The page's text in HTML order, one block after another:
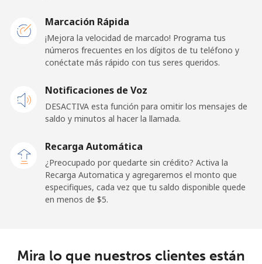
Línea fija ⁦45.5¢⁩ 21 min por ⁦$10⁩
⁦48.9¢⁩ 20 min por ⁦$10⁩
New Zealand
Celular ⁦6.9¢⁩
Nicaragua
Marcación Rápida
¡Mejora la velocidad de marcado! Programa tus
números frecuentes en los dígitos de tu teléfono y
conéctate más rápido con tus seres queridos.
Notificaciones de Voz
DESACTIVA esta función para omitir los mensajes de
saldo y minutos al hacer la llamada.
Recarga Automática
¿Preocupado por quedarte sin crédito? Activa la
Recarga Automatica y agregaremos el monto que
especifiques, cada vez que tu saldo disponible quede
en menos de ⁦$5⁩.
Mira lo que nuestros clientes están